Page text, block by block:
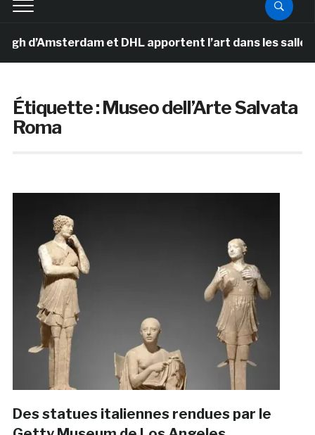
d’Amsterdam et DHL apportent l’art dans les salles de
Étiquette :Museo dell’Arte Salvata
Roma
Des statues italiennes rendues par le